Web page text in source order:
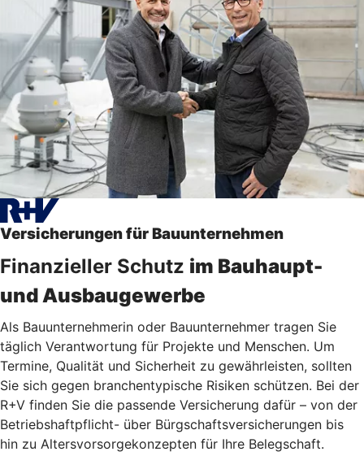
Versicherungen für Bauunternehmen
Finanzieller Schutz im Bauhaupt-
und Ausbaugewerbe
Als Bauunternehmerin oder Bauunternehmer tragen Sie
täglich Verantwortung für Projekte und Menschen. Um
Termine, Qualität und Sicherheit zu gewährleisten, sollten
Sie sich gegen branchentypische Risiken schützen. Bei der
R+V finden Sie die passende Versicherung dafür – von der
Betriebshaftpflicht- über Bürgschaftsversicherungen bis
hin zu Altersvorsorgekonzepten für Ihre Belegschaft.